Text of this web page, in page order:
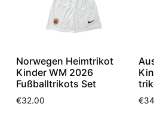
Norwegen Heimtrikot
Kinder WM 2026
Fußballtrikots Set
€32.00 €